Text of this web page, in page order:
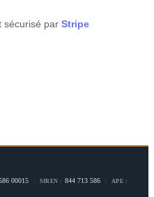
sécurisé par Stripe
00015 SIREN : 844 713 586 APE :